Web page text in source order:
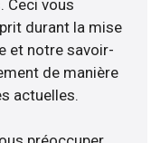
Ceci vous
durant la mise
et notre savoir-
de manière
actuelles.